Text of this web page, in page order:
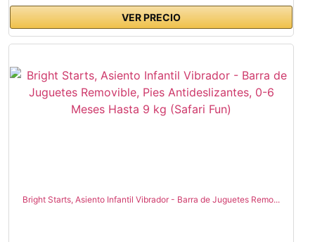
VER PRECIO
Bright Starts, Asiento Infantil Vibrador - Barra de Juguetes Remo...